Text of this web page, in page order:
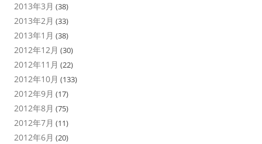
2013年3月 (38)
2013年2月 (33)
2013年1月 (38)
2012年12月 (30)
2012年11月 (22)
2012年10月 (133)
2012年9月 (17)
2012年8月 (75)
2012年7月 (11)
2012年6月 (20)